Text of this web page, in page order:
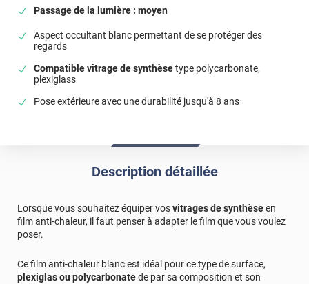
Passage de la lumière : moyen
Aspect occultant blanc permettant de se protéger des
regards
Compatible vitrage de synthèsetype polycarbonate,
plexiglass
Pose extérieure avec une durabilité jusqu'à 8 ans
Description détaillée
Lorsque vous souhaitez équiper vosvitrages de synthèseen
film anti-chaleur, il faut penser à adapter le film que vous voulez
poser.
Ce film anti-chaleur blanc est idéal pour ce type de surface,
plexiglas ou polycarbonatede par sa composition et son